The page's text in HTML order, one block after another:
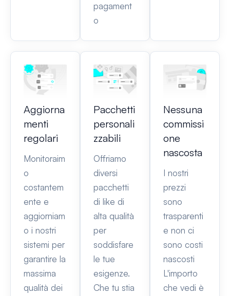
pagament
o
Aggiorna
menti
regolari
Monitoraim
o
costantem
ente e
aggiorniam
o i nostri
sistemi per
garantire la
massima
qualità dei
Pacchetti
personali
zzabili
Offriamo
diversi
pacchetti
di like di
alta qualità
per
soddisfare
le tue
esigenze.
Che tu stia
Nessuna
commissi
one
nascosta
I nostri
prezzi
sono
trasparenti
e non ci
sono costi
nascosti
L'importo
che vedi è